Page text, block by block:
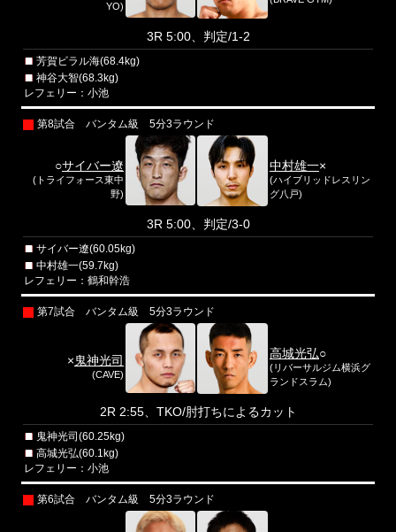
YO)
3R 5:00、判定/1-2
芳賀ビラル海(68.4kg)
神谷大智(68.3kg)
レフェリー：小池
第8試合 バンタム級 5分3ラウンド
○サイバー遼
(トライフォース東中
野)
中村雄一×
(ハイブリッドレスリン
グ八戸)
3R 5:00、判定/3-0
サイバー遼(60.05kg)
中村雄一(59.7kg)
レフェリー：鶴和幹浩
第7試合 バンタム級 5分3ラウンド
×鬼神光司
(CAVE)
高城光弘○
(リバーサルジム横浜グ
ランドスラム)
2R 2:55、TKO/肘打ちによるカット
鬼神光司(60.25kg)
高城光弘(60.1kg)
レフェリー：小池
第6試合 バンタム級 5分3ラウンド